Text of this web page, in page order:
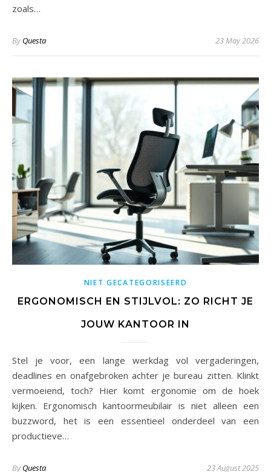
zoals…
ByQuesta 23 May 2026
NIET GECATEGORISEERD
ERGONOMISCH EN STIJLVOL: ZO RICHT JE
JOUW KANTOOR IN
Stel je voor, een lange werkdag vol vergaderingen,
deadlines en onafgebroken achter je bureau zitten. Klinkt
vermoeiend, toch? Hier komt ergonomie om de hoek
kijken. Ergonomisch kantoormeubilair is niet alleen een
buzzword, het is een essentieel onderdeel van een
productieve…
ByQuesta 23 August 2025